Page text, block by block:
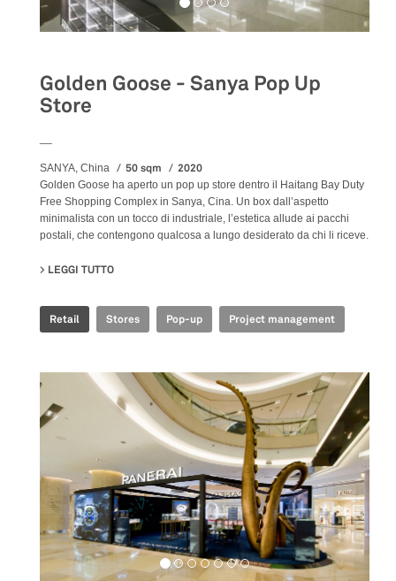
Golden Goose - Sanya Pop Up
Store
SANYA, China 50 sqm 2020
Golden Goose ha aperto un pop up store dentro il Haitang Bay Duty
Free Shopping Complex in Sanya, Cina. Un box dall’aspetto
minimalista con un tocco di industriale, l’estetica allude ai pacchi
postali, che contengono qualcosa a lungo desiderato da chi li riceve.
LEGGI TUTTO
Retail Stores Pop-up Project management